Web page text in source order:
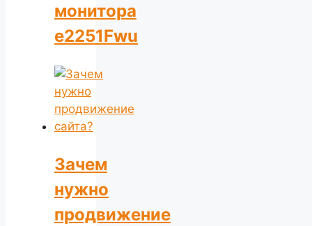
монитора
e2251Fwu
Зачем
нужно
продвижение